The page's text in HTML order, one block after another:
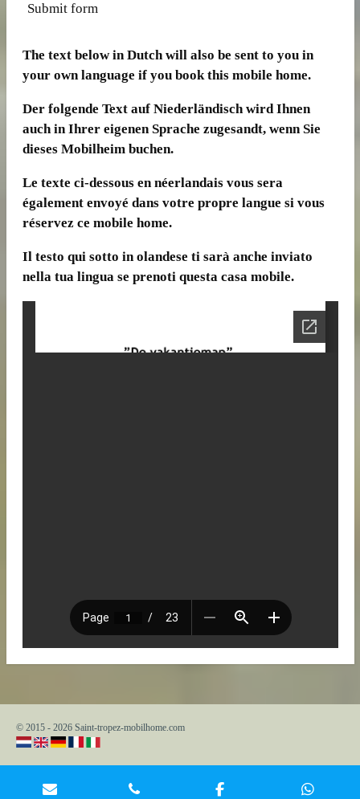
Submit form
The text below in Dutch will also be sent to you in
your own language if you book this mobile home.
Der folgende Text auf Niederländisch wird Ihnen
auch in Ihrer eigenen Sprache zugesandt, wenn Sie
dieses Mobilheim buchen.
Le texte ci-dessous en néerlandais vous sera
également envoyé dans votre propre langue si vous
réservez ce mobile home.
Il testo qui sotto in olandese ti sarà anche inviato
nella tua lingua se prenoti questa casa mobile.
© 2015 - 2026 Saint-tropez-mobilhome.com